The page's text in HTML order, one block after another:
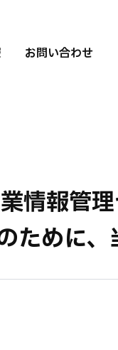
お問い合わせ
情報管
ために